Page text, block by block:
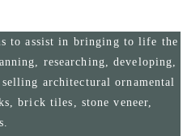
to assist in bringing to life the
researching, developing,
architectural ornamental
brick tiles, stone veneer,